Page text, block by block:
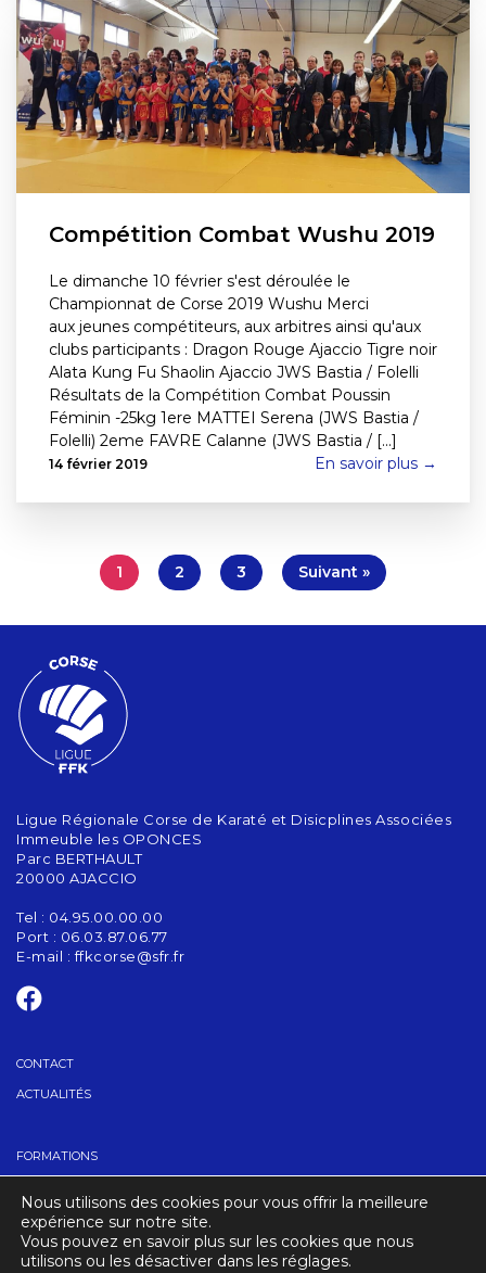
Compétition Combat Wushu 2019
Le dimanche 10 février s'est déroulée le
Championnat de Corse 2019 Wushu Merci
aux jeunes compétiteurs, aux arbitres ainsi qu'aux
clubs participants : Dragon Rouge Ajaccio Tigre noir
Alata Kung Fu Shaolin Ajaccio JWS Bastia / Folelli
Résultats de la Compétition Combat Poussin
Féminin -25kg 1ere MATTEI Serena (JWS Bastia /
Folelli) 2eme FAVRE Calanne (JWS Bastia / [...]
14 février 2019 En savoir plus →
1 2 3 Suivant »
Ligue Régionale Corse de Karaté et Disicplines Associées
Immeuble les OPONCES
Parc BERTHAULT
20000 AJACCIO
Tel : 04.95.00.00.00
Port : 06.03.87.06.77
E-mail :ffkcorse@sfr.fr
CONTACT
ACTUALITÉS
FORMATIONS
TROUVER UN CLUB
Nous utilisons des cookies pour vous offrir la meilleure
expérience sur notre site.
Vous pouvez en savoir plus sur les cookies que nous
utilisons ou les désactiver dans les réglages.